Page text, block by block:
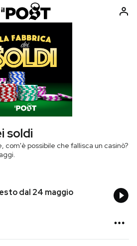
Auto
Moda
Libri
Ok Boomer!
Mondiali calcio 2026
soldi
com'è possibile che fallisca un casinò?
dal 24 maggio